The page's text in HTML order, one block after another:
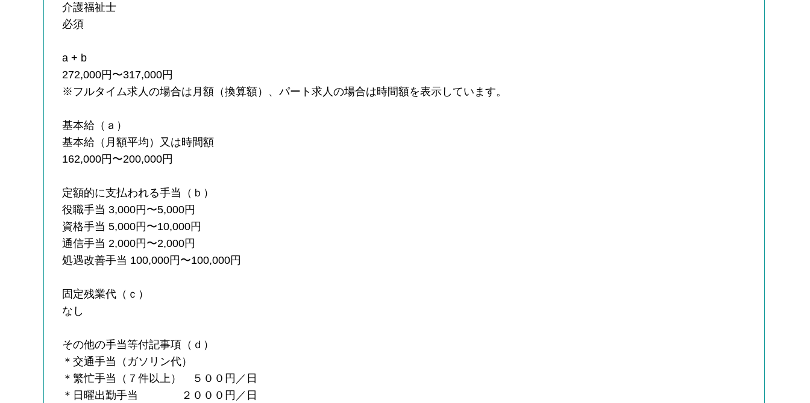
介護福祉士
必須
a + b
272,000円〜317,000円
※フルタイム求人の場合は月額（換算額）、パート求人の場合は時間額を表示しています。
基本給（ａ）
基本給（月額平均）又は時間額
162,000円〜200,000円
定額的に支払われる手当（ｂ）
役職手当 3,000円〜5,000円
資格手当 5,000円〜10,000円
通信手当 2,000円〜2,000円
処遇改善手当 100,000円〜100,000円
固定残業代（ｃ）
なし
その他の手当等付記事項（ｄ）
＊交通手当（ガソリン代）
＊繁忙手当（７件以上） ５００円／日
＊日曜出勤手当 ２０００円／日